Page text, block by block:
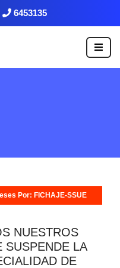
6453135
Por: FICHAJE-SSUE
NUESTROS
SUSPENDE LA
DE